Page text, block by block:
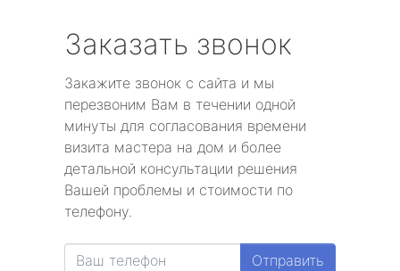
Заказать звонок
Закажите звонок с сайта и мы
перезвоним Вам в течении одной
минуты для согласования времени
визита мастера на дом и более
детальной консультации решения
Вашей проблемы и стоимости по
телефону.
Отправить